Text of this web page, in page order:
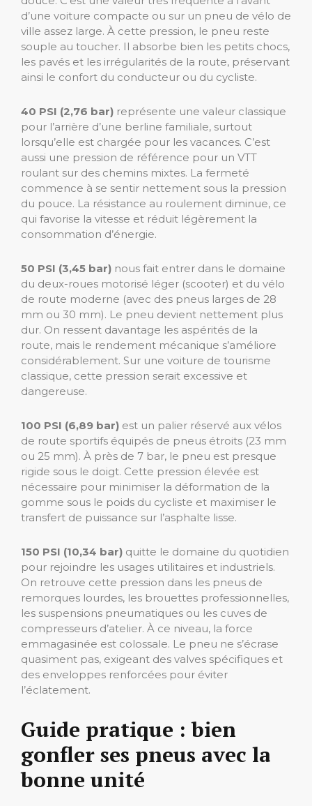
d’une voiture compacte ou sur un pneu de vélo de
ville assez large. À cette pression, le pneu reste
souple au toucher. Il absorbe bien les petits chocs,
les pavés et les irrégularités de la route, préservant
ainsi le confort du conducteur ou du cycliste.
40 PSI (2,76 bar) représente une valeur classique
pour l’arrière d’une berline familiale, surtout
lorsqu’elle est chargée pour les vacances. C’est
aussi une pression de référence pour un VTT
roulant sur des chemins mixtes. La fermeté
commence à se sentir nettement sous la pression
du pouce. La résistance au roulement diminue, ce
qui favorise la vitesse et réduit légèrement la
consommation d’énergie.
50 PSI (3,45 bar) nous fait entrer dans le domaine
du deux-roues motorisé léger (scooter) et du vélo
de route moderne (avec des pneus larges de 28
mm ou 30 mm). Le pneu devient nettement plus
dur. On ressent davantage les aspérités de la
route, mais le rendement mécanique s’améliore
considérablement. Sur une voiture de tourisme
classique, cette pression serait excessive et
dangereuse.
100 PSI (6,89 bar) est un palier réservé aux vélos
de route sportifs équipés de pneus étroits (23 mm
ou 25 mm). À près de 7 bar, le pneu est presque
rigide sous le doigt. Cette pression élevée est
nécessaire pour minimiser la déformation de la
gomme sous le poids du cycliste et maximiser le
transfert de puissance sur l’asphalte lisse.
150 PSI (10,34 bar) quitte le domaine du quotidien
pour rejoindre les usages utilitaires et industriels.
On retrouve cette pression dans les pneus de
remorques lourdes, les brouettes professionnelles,
les suspensions pneumatiques ou les cuves de
compresseurs d’atelier. À ce niveau, la force
emmagasinée est colossale. Le pneu ne s’écrase
quasiment pas, exigeant des valves spécifiques et
des enveloppes renforcées pour éviter
l’éclatement.
Guide pratique : bien
gonfler ses pneus avec la
bonne unité